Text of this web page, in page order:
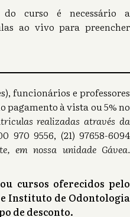
curso é necessário a
ao vivo para preencher
funcionários e professores
pagamento à vista ou 5% no
realizadas através da
970 9556, (21) 97658-6094
em nossa unidade Gávea.
cursos oferecidos pelo
Instituto de Odontologia
de desconto.